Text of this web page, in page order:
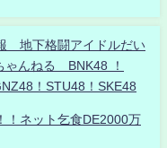
地下格闘アイドルだい
んねる BNK48 ！
！STU48！SKE48
！ネット乞食DE2000万